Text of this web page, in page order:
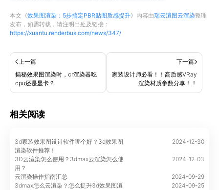
本文《效果图渲染：5步搞定PBR贴图质感提升》内容由瑞云渲图云渲染整理
发布，如需转载，请注明出处及链接：
https://xuantu.renderbus.com/news/347/
上一篇
揭秘效果图渲染时，cr渲染器吃
cpu还是显卡？
下一篇
家装设计师必看！！高质感VRay
渲染材质参数分享！！
相关阅读
3d家装效果图设计软件哪个好？3d效果图
渲染软件推荐！
2024-12-30
3D云渲染怎么使用？3dmax云渲染怎么使
用？
2024-12-03
云渲染操作指南汇总
2024-09-29
3dmax怎么云渲染？怎么提升3d效果图渲
2024-09-25